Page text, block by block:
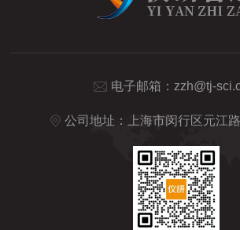
电子邮箱： zzh@tj-
公司地址：上海市闵行区元江